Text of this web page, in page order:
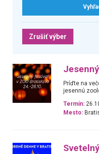
Zrušiť výber
Príďte na
jesennú
Termín:
Mesto: